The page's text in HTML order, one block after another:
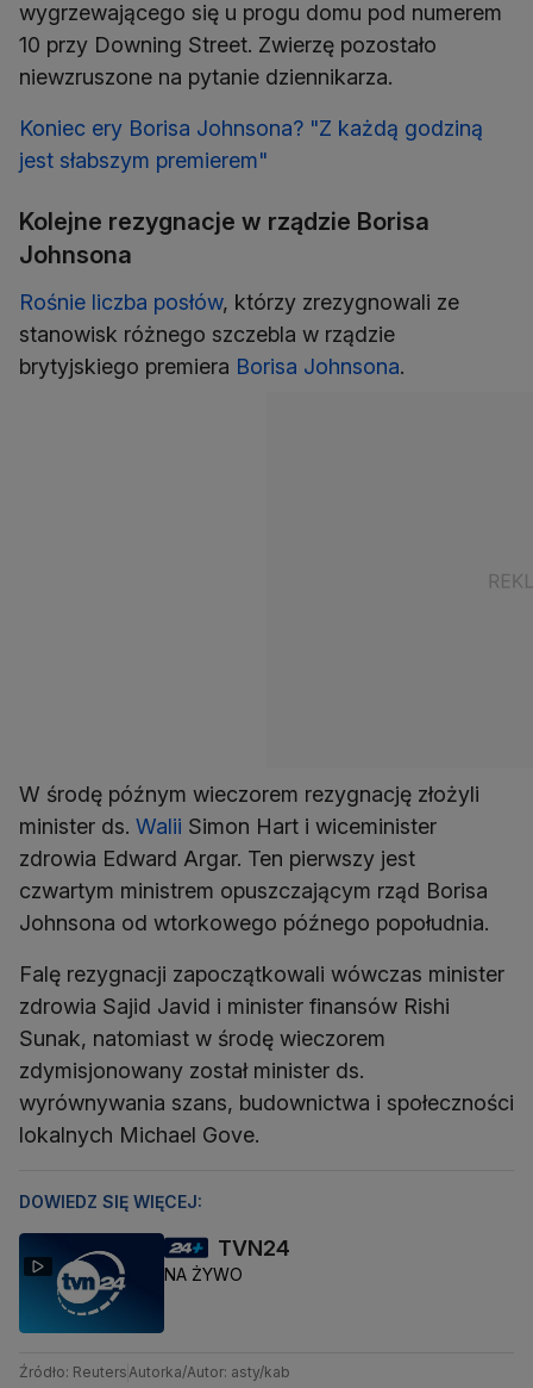
wygrzewającego się u progu domu pod numerem
10 przy Downing Street. Zwierzę pozostało
niewzruszone na pytanie dziennikarza.
Koniec ery Borisa Johnsona? "Z każdą godziną
jest słabszym premierem"
Kolejne rezygnacje w rządzie Borisa
Johnsona
Rośnie liczba posłów, którzy zrezygnowali ze
stanowisk różnego szczebla w rządzie
brytyjskiego premiera Borisa Johnsona.
W środę późnym wieczorem rezygnację złożyli
minister ds. Walii Simon Hart i wiceminister
zdrowia Edward Argar. Ten pierwszy jest
czwartym ministrem opuszczającym rząd Borisa
Johnsona od wtorkowego późnego popołudnia.
Falę rezygnacji zapoczątkowali wówczas minister
zdrowia Sajid Javid i minister finansów Rishi
Sunak, natomiast w środę wieczorem
zdymisjonowany został minister ds.
wyrównywania szans, budownictwa i społeczności
lokalnych Michael Gove.
DOWIEDZ SIĘ WIĘCEJ:
TVN24
NA ŻYWO
Źródło: ReutersAutorka/Autor: asty/kab